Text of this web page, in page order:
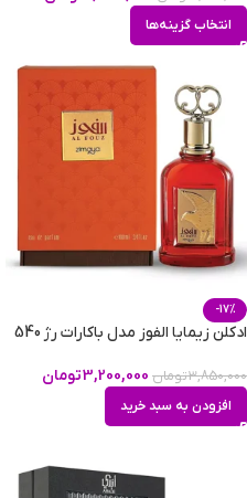
انتخاب گزینه‌ها
-17%
ادکلن زیمایا الفوز مدل باکارات رژ 540
3,850,000تومان 3,200,000تومان
افزودن به سبد خرید